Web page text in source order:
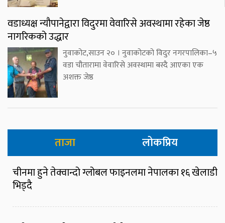
वडाध्यक्ष न्यौपानेद्वारा विदुरमा वेवारिसे अवस्थामा रहेका जेष्ठ
नागरिकको उद्धार
नुवाकोट,साउन २० । नुवाकोटको विदुर नगरपालिका–५
वडा चौतारामा वेवारिसे अवस्थामा बस्दै आएका एक
अशक्त जेष्ठ
ताजा लोकप्रिय
चीनमा हुने तेक्वान्दो ग्लोबल फाइनलमा नेपालका १६ खेलाडी
भिड्दै